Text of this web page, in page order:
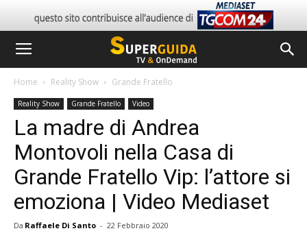
Home Reality Show Grande Fratello
Reality Show Grande Fratello Video
La madre di Andrea
Montovoli nella Casa di
Grande Fratello Vip: l’attore si
emoziona | Video Mediaset
Da Raffaele Di Santo - 22 Febbraio 2020